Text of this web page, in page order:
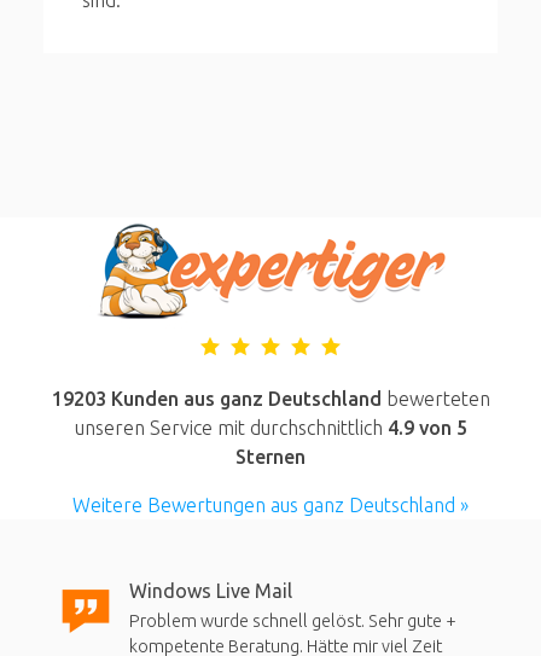
19203 Kunden aus ganz Deutschland bewerteten
unseren Service mit durchschnittlich 4.9von 5
Sternen
Weitere Bewertungen aus ganz Deutschland »
Windows Live Mail
Problem wurde schnell gelöst. Sehr gute +
kompetente Beratung. Hätte mir viel Zeit